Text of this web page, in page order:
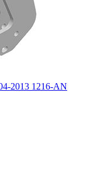
2013 1216-AN